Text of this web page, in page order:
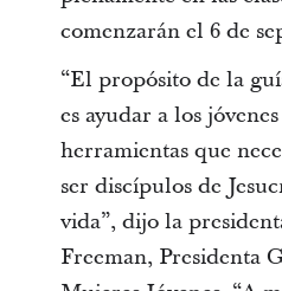
comenzarán el 6 de
“El propósito de la
es ayudar a los
herramientas que
ser discípulos de
vida”, dijo la
Freeman, Presidenta